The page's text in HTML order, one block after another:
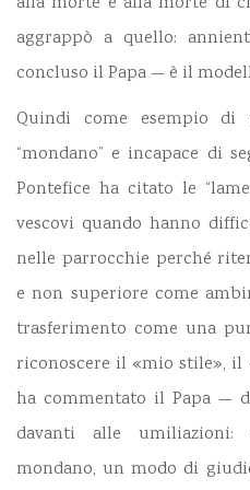
aggrappò a quello:
concluso il Papa — è il
Quindi come esempio
“mondano” e incapace di
Pontefice ha citato le
vescovi quando hanno
nelle parrocchie perché
e non superiore come
trasferimento come una
riconoscere il «mio stile»,
ha commentato il Papa —
davanti alle
mondano, un modo di